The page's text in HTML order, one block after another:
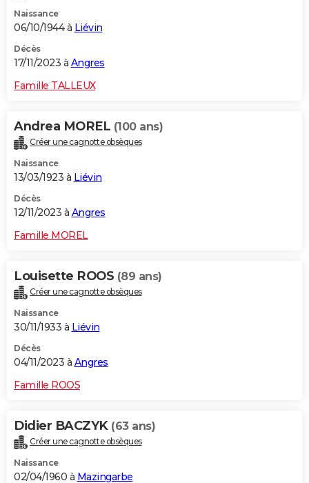
Naissance
06/10/1944 à Liévin
Décès
17/11/2023 à Angres
Famille TALLEUX
Andrea MOREL (100 ans)
Créer une cagnotte obsèques
Naissance
13/03/1923 à Liévin
Décès
12/11/2023 à Angres
Famille MOREL
Louisette ROOS (89 ans)
Créer une cagnotte obsèques
Naissance
30/11/1933 à Liévin
Décès
04/11/2023 à Angres
Famille ROOS
Didier BACZYK (63 ans)
Créer une cagnotte obsèques
Naissance
02/04/1960 à Mazingarbe